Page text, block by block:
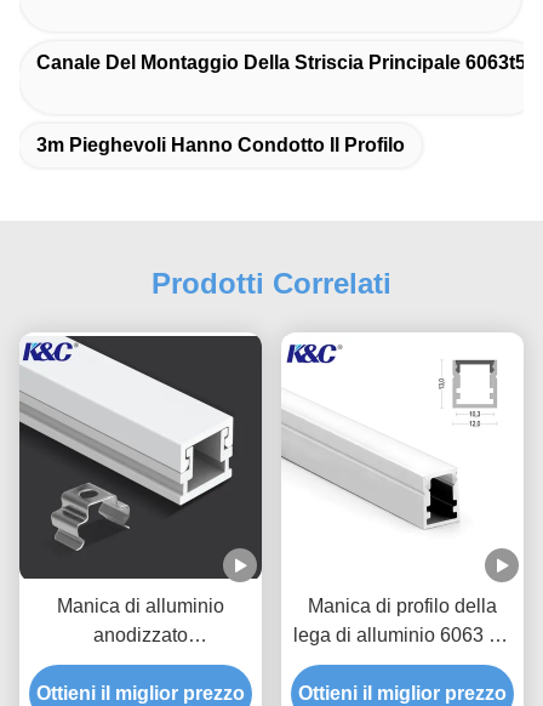
Canale Del Montaggio Della Striscia Principale 6063t5
3m Pieghevoli Hanno Condotto Il Profilo
Prodotti Correlati
Manica di alluminio
anodizzato
dell'estrusione di profilo
della piccola striscia del
Ottieni il miglior prezzo
Manica di profilo della
lega di alluminio 6063 T5
LED con la copertura del
diffusore del PC
Ottieni il miglior prezzo